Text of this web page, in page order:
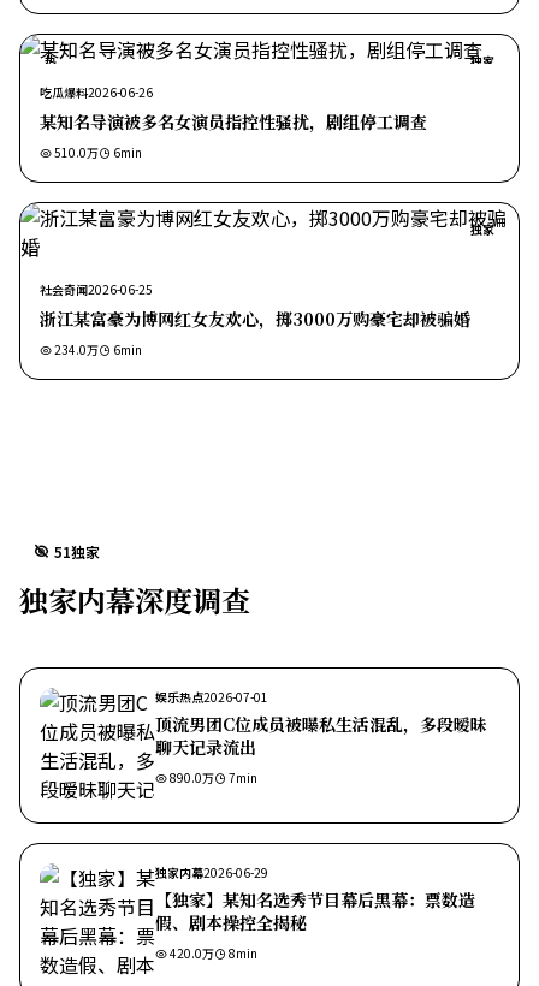
热
独家
吃瓜爆料2026-06-26
某知名导演被多名女演员指控性骚扰，剧组停工调查
510.0万 6min
独家
社会奇闻2026-06-25
浙江某富豪为博网红女友欢心，掷3000万购豪宅却被骗婚
234.0万 6min
51独家
独家内幕深度调查
娱乐热点2026-07-01
顶流男团C位成员被曝私生活混乱，多段暧昧
聊天记录流出
890.0万 7min
独家内幕2026-06-29
【独家】某知名选秀节目幕后黑幕：票数造
假、剧本操控全揭秘
420.0万 8min